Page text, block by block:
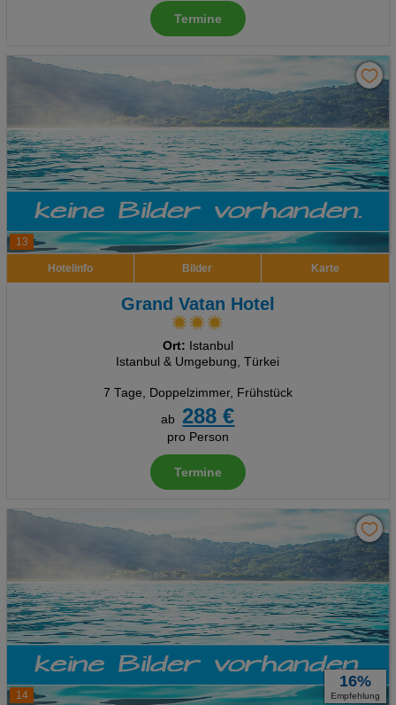
Termine
13
Hotelinfo Bilder Karte
Grand Vatan Hotel
Ort: Istanbul
Istanbul & Umgebung, Türkei
7 Tage, Doppelzimmer, Frühstück
ab
288 €
pro Person
Termine
14
16%
Empfehlung